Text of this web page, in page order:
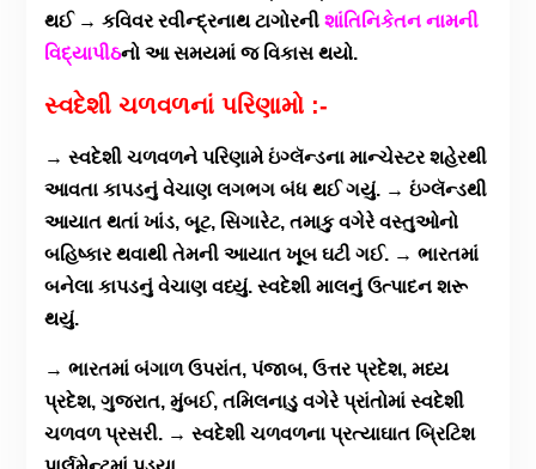
થઈ → કવિવર રવીન્દ્રનાથ ટાગોરની શાંતિનિકેતન નામની
વિદ્યાપીઠનો આ સમયમાં જ વિકાસ થયો.
સ્વદેશી ચળવળનાં પરિણામો :-
→ સ્વદેશી ચળવળને પરિણામે ઇંગ્લૅન્ડના માન્ચેસ્ટર શહેરથી
આવતા કાપડનું વેચાણ લગભગ બંધ થઈ ગયું. → ઇંગ્લૅન્ડથી
આયાત થતાં ખાંડ, બૂટ, સિગારેટ, તમાકુ વગેરે વસ્તુઓનો
બહિષ્કાર થવાથી તેમની આયાત ખૂબ ઘટી ગઈ. → ભારતમાં
બનેલા કાપડનું વેચાણ વધ્યું. સ્વદેશી માલનું ઉત્પાદન શરૂ
થયું.
→ ભારતમાં બંગાળ ઉપરાંત, પંજાબ, ઉત્તર પ્રદેશ, મધ્ય
પ્રદેશ, ગુજરાત, મુંબઈ, તમિલનાડુ વગેરે પ્રાંતોમાં સ્વદેશી
ચળવળ પ્રસરી. → સ્વદેશી ચળવળના પ્રત્યાઘાત બ્રિટિશ